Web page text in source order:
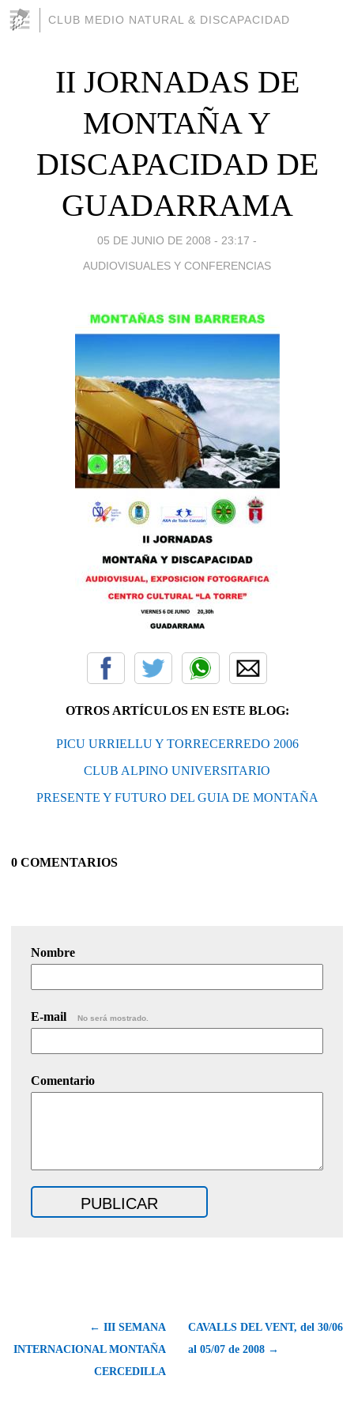
CLUB MEDIO NATURAL & DISCAPACIDAD
II JORNADAS DE
MONTAÑA Y
DISCAPACIDAD DE
GUADARRAMA
05 DE JUNIO DE 2008 - 23:17 -
AUDIOVISUALES Y CONFERENCIAS
OTROS ARTÍCULOS EN ESTE BLOG:
PICU URRIELLU Y TORRECERREDO 2006
CLUB ALPINO UNIVERSITARIO
PRESENTE Y FUTURO DEL GUIA DE MONTAÑA
0 COMENTARIOS
Nombre
E-mail No será mostrado.
Comentario
← III SEMANA
INTERNACIONAL MONTAÑA
CERCEDILLA
CAVALLS DEL VENT, del 30/06
al 05/07 de 2008 →